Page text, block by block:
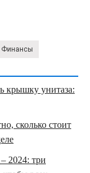
Финансы
крышку унитаза:
сколько стоит
2024: три